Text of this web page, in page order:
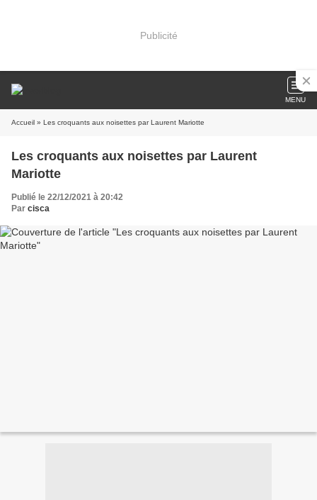
Publicité
MENU
Accueil » Les croquants aux noisettes par Laurent Mariotte
Les croquants aux noisettes par Laurent
Mariotte
Publié le 22/12/2021 à 20:42
Par cisca